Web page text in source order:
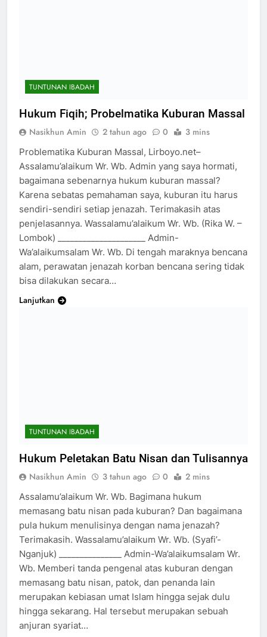
TUNTUNAN IBADAH
Hukum Fiqih; Probelmatika Kuburan Massal
Nasikhun Amin 2 tahun ago 0 3 mins
Problematika Kuburan Massal, Lirboyo.net–
Assalamu’alaikum Wr. Wb. Admin yang saya hormati,
bagaimana sebenarnya hukum kuburan massal?
Karena sebatas pemahaman saya, kuburan itu harus
sendiri-sendiri setiap jenazah. Terimakasih atas
penjelasannya. Wassalamu’alaikum Wr. Wb. (Rika W. –
Lombok) _____________________ Admin-
Wa’alaikumsalam Wr. Wb. Di tengah maraknya bencana
alam, perawatan jenazah korban bencana sering tidak
bisa dilakukan secara…
Lanjutkan
TUNTUNAN IBADAH
Hukum Peletakan Batu Nisan dan Tulisannya
Nasikhun Amin 3 tahun ago 0 2 mins
Assalamu’alaikum Wr. Wb. Bagimana hukum
memasang batu nisan pada kuburan? Dan bagaimana
pula hukum menulisinya dengan nama jenazah?
Terimakasih. Wassalamu’alaikum Wr. Wb. (Syafi’-
Nganjuk) _______________ Admin-Wa’alaikumsalam Wr.
Wb. Memberi tanda pengenal atas kuburan dengan
memasang batu nisan, patok, dan penanda lain
merupakan kebiasan umat Islam hingga sejak dulu
hingga sekarang. Hal tersebut merupakan sebuah
anjuran syariat…